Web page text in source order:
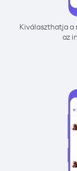
Kiválaszthatja a
az